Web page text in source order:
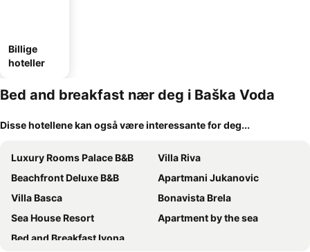
Billige
hoteller
Bed and breakfast nær deg i Baška Voda
Disse hotellene kan også være interessante for deg...
Luxury Rooms Palace B&B
Villa Riva
Beachfront Deluxe B&B
Apartmani Jukanovic
Villa Basca
Bonavista Brela
Sea House Resort
Apartment by the sea
Bed and Breakfast Ivona